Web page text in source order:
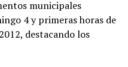
municipales
4 y primeras horas de
destacando los